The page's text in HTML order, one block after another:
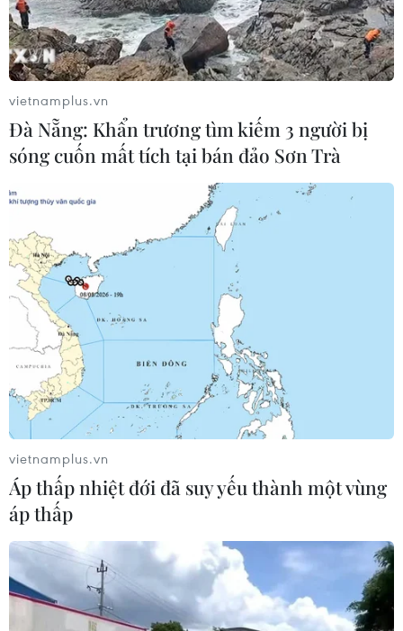
vietnamplus.vn
Đà Nẵng: Khẩn trương tìm kiếm 3 người bị
sóng cuốn mất tích tại bán đảo Sơn Trà
vietnamplus.vn
Áp thấp nhiệt đới đã suy yếu thành một vùng
áp thấp